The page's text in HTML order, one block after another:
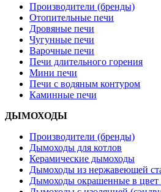
Производители (бренды)
Отопительные печи
Дровяные печи
Чугунные печи
Варочные печи
Печи длительного горения
Мини печи
Печи с водяным контуром
Каминные печи
ДЫМОХОДЫ
Производители (бренды)
Дымоходы для котлов
Керамические дымоходы
Дымоходы из нержавеющей
Дымоходы окрашенные в цвет